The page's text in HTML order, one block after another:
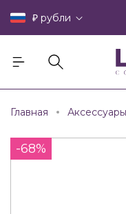
₽ рубли
Главная
-68%